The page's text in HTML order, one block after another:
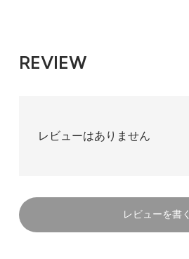
REVIEW
レビューはありません
レビューを書く